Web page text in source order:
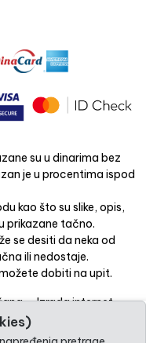
su u dinarima bez
je u procentima ispod
kao što su slike, opis,
prikazane tačno.
se desiti da neka od
ili nedostaje.
dobiti na upit.
-Izrada internet